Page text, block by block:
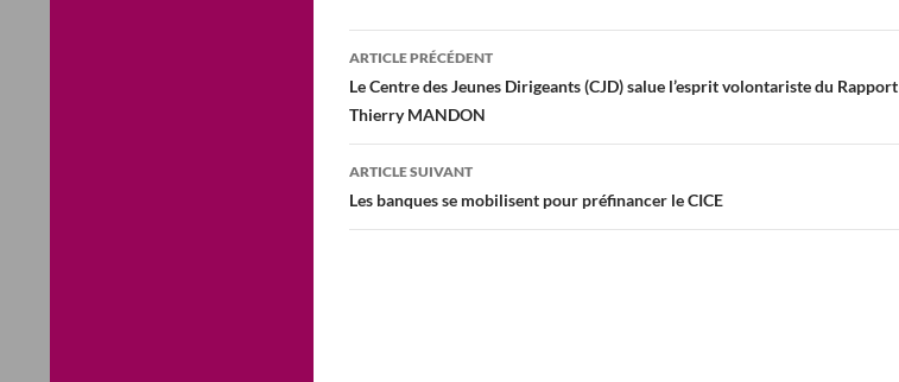
Navigation
des
articles
ARTICLE PRÉCÉDENT
Le Centre des Jeunes Dirigeants (CJD) salue l’esprit volontariste du Rapport
Thierry MANDON
ARTICLE SUIVANT
Les banques se mobilisent pour préfinancer le CICE